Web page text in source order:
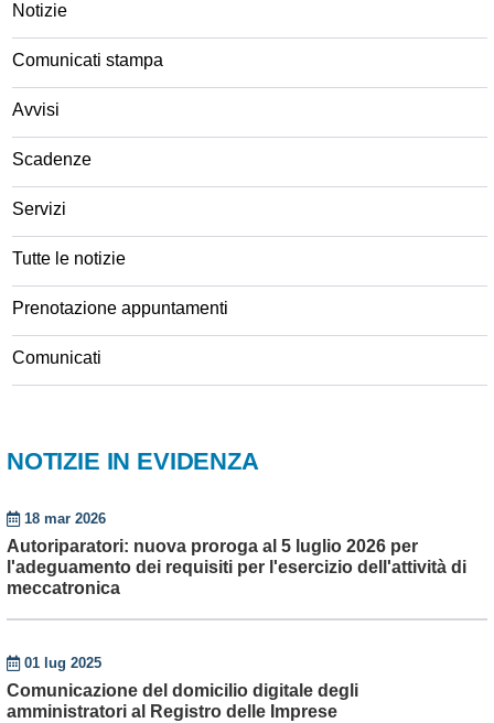
Notizie
Comunicati stampa
Avvisi
Scadenze
Servizi
Tutte le notizie
Prenotazione appuntamenti
Comunicati
NOTIZIE IN EVIDENZA
18 mar 2026
Autoriparatori: nuova proroga al 5 luglio 2026 per
l'adeguamento dei requisiti per l'esercizio dell'attività di
meccatronica
01 lug 2025
Comunicazione del domicilio digitale degli
amministratori al Registro delle Imprese